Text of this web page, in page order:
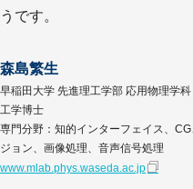
です。
森島繁生
早稲田大学 先進理工学部 応用物理学
工学博士
専門分野：知的インターフェイス、
ジョン、画像処理、音声信号処理
www.mlab.phys.waseda.ac.jp